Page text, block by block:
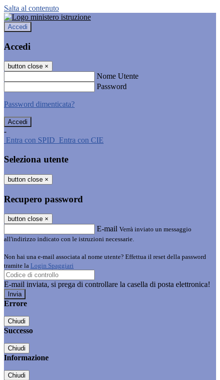
Salta al contenuto
Accedi
Accedi
button close ×
Nome Utente
Password
Password dimenticata?
-
Entra con SPID Entra con CIE
Seleziona utente
button close ×
Recupero password
button close ×
E-mail Verrà inviato un messaggio
all'indirizzo indicato con le istruzioni necessarie.
Non hai una e-mail associata al nome utente? Effettua il reset della password
tramite la Login Spaggiari
E-mail inviata, si prega di controllare la casella di posta elettronica!
Errore
Chiudi
Successo
Chiudi
Informazione
Chiudi